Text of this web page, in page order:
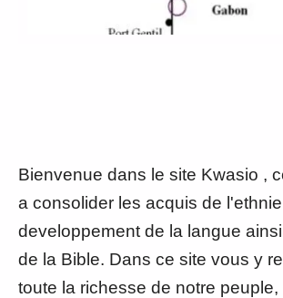
Bienvenue dans le site Kwasio ,
a consolider les acquis de
developpement de la langue
de la Bible. Dans ce site vous y
toute la richesse de notre peuple,